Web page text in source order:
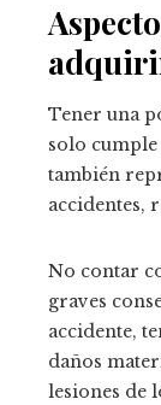
Tener una
solo cumple
también
accidentes,
No contar
graves
accidente,
daños
lesiones de